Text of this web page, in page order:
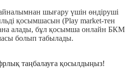
шығару үшін өндіруші
қосымшасын (Play market-тен
алады, бұл қосымша онлайн БКМ
болып табылады.
таңбалауға қосылдыңыз!